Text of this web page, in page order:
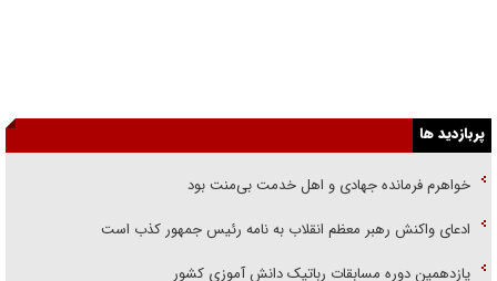
پربازدید ها
خواهرم فرمانده جهادی و اهل خدمت بی‌منت بود
ادعای واکنش رهبر معظم انقلاب به نامه رئیس جمهور کذب است
یازدهمین دوره مسابقات رباتیک دانش آموزی کشور